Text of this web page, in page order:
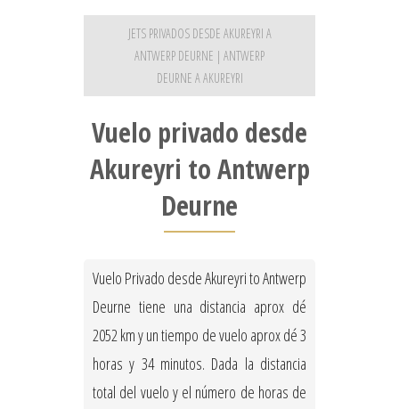
JETS PRIVADOS DESDE AKUREYRI A
ANTWERP DEURNE | ANTWERP
DEURNE A AKUREYRI
Vuelo privado desde
Akureyri to Antwerp
Deurne
Vuelo Privado desde Akureyri to Antwerp
Deurne tiene una distancia aprox dé
2052 km y un tiempo de vuelo aprox dé 3
horas y 34 minutos. Dada la distancia
total del vuelo y el número de horas de